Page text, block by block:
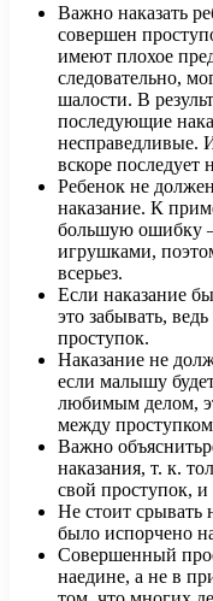
Важно наказать
совершен
имеют плохое
следовательно,
шалости. В
последующие
несправедливые.
вскоре последует
Ребенок не
наказание. К
большую ошибку
игрушками,
всерьез.
Если наказание
это забывать,
проступок.
Наказание не
если малышу
любимым делом,
между
Важно
наказания, т. к.
свой проступок, и
Не стоит срывать
было испорчено
Совершенный
наедине, а не в